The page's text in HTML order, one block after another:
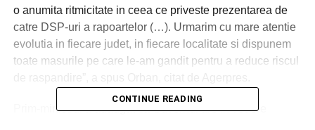
o anumita ritmicitate in ceea ce priveste prezentarea de
catre DSP-uri a rapoartelor (…). Urmarim cu mare atentie
evolutia in fiecare judet, in fiecare localitate si dispunem
toate masurile pe care le-am gandit pentru a reduce riscul
Prim-ministrul a adaugat ca Guvernul are in vedere
CONTINUE READING